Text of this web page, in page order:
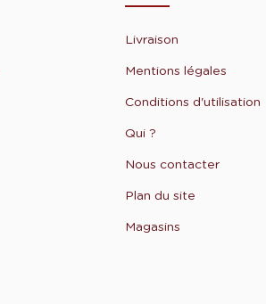
Livraison
Mentions légales
Conditions d'utilisation
Qui ?
Nous contacter
Plan du site
Magasins